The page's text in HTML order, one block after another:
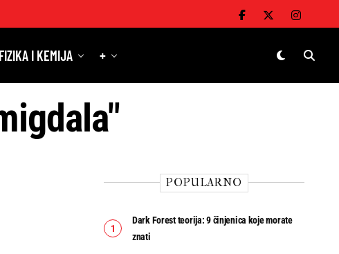
FIZIKA I KEMIJA +
POPULARNO
Dark Forest teorija: 9 činjenica koje morate
znati